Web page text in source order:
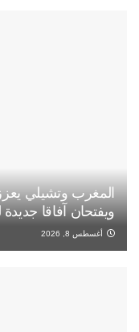
المغرب وتشيلي
ويفتحان آفاقا جديدة
أغسطس 8, 2026